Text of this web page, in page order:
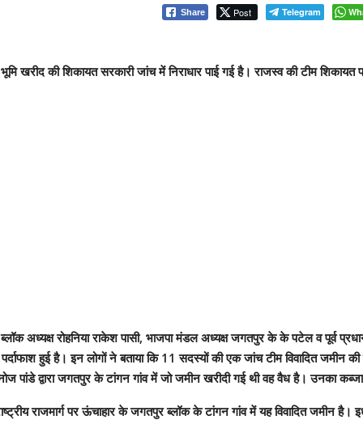
Share Post Telegram
खरीद की शिकायत सरकारी जांच में निराधार पाई गई है। राजस्व की टीम
अध्यक्ष रोहनिया राकेश पासी, भाजपा मंडल अध्यक्ष जगतपुर के के पटेल व पूर्व
हुई है। इन लोगों ने बताया कि 11 सदस्यों की एक जांच टीम विवादित जमीन
पांडे द्वारा जगतपुर के टांगन गांव में जो जमीन खरीदी गई थी वह वैध है। उनका कब्जा
राजमार्ग पर ऊंचाहार के जगतपुर ब्लॉक के टांगन गांव में यह विवादित